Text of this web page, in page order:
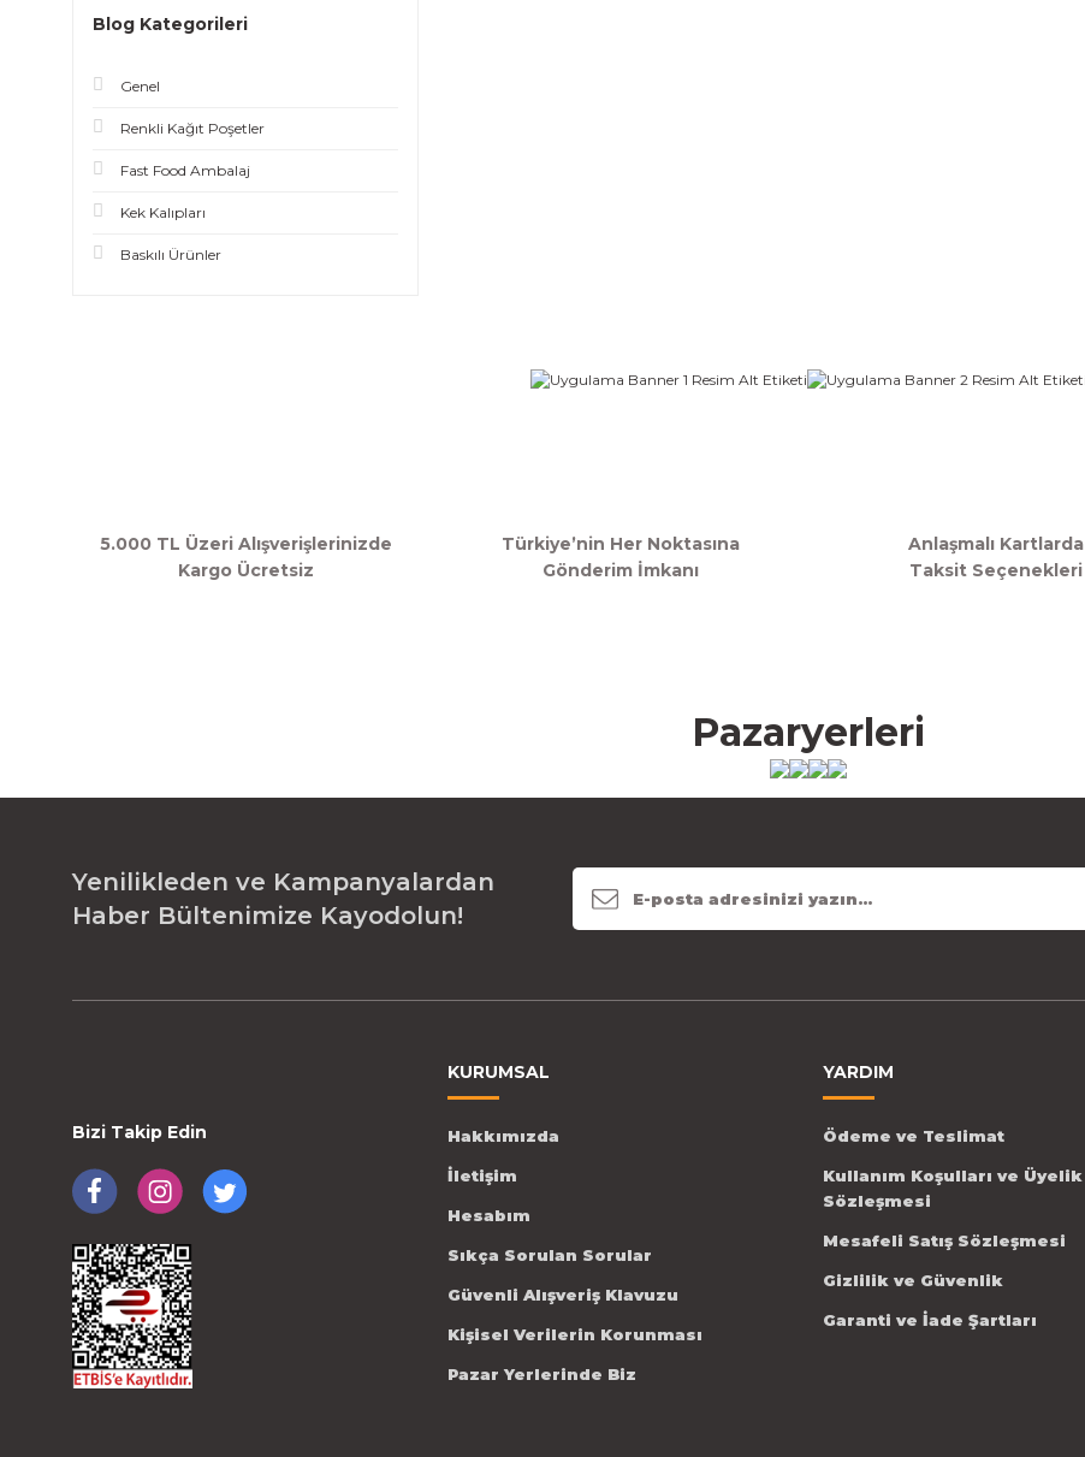
Blog Kategorileri
Genel
Renkli Kağıt Poşetler
Fast Food Ambalaj
Kek Kalıpları
Baskılı Ürünler
5.000 TL Üzeri Alışverişlerinizde
Kargo Ücretsiz
Türkiye’nin Her Noktasına
Gönderim İmkanı
Anlaşmalı Kartlarda
Taksit Seçenekleri
Pazaryerleri
Yenilikleden ve Kampanyalardan
Haber Bültenimize Kayodolun!
Bizi Takip Edin
KURUMSAL
Hakkımızda
İletişim
Hesabım
Sıkça Sorulan Sorular
Güvenli Alışveriş Klavuzu
Kişisel Verilerin Korunması
Pazar Yerlerinde Biz
YARDIM
Ödeme ve Teslimat
Kullanım Koşulları ve Üyelik
Sözleşmesi
Mesafeli Satış Sözleşmesi
Gizlilik ve Güvenlik
Garanti ve İade Şartları